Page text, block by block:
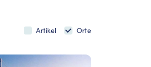
Artikel Orte